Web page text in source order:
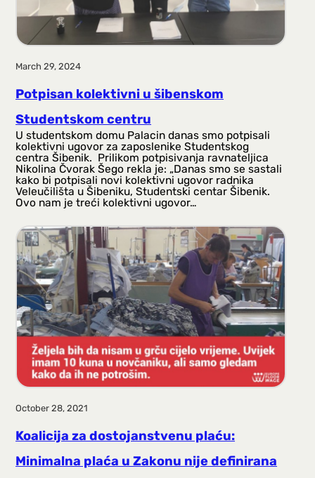
March 29, 2024
Potpisan kolektivni u šibenskom
Studentskom centru
U studentskom domu Palacin danas smo potpisali
kolektivni ugovor za zaposlenike Studentskog
centra Šibenik. Prilikom potpisivanja ravnateljica
Nikolina Čvorak Šego rekla je: „Danas smo se sastali
kako bi potpisali novi kolektivni ugovor radnika
Veleučilišta u Šibeniku, Studentski centar Šibenik.
Ovo nam je treći kolektivni ugovor…
October 28, 2021
Koalicija za dostojanstvenu plaću:
Minimalna plaća u Zakonu nije definirana